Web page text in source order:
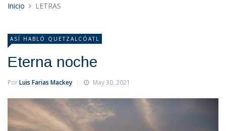
Inicio LETRAS
ASÍ­ HABLÓ QUETZALCÓATL
Eterna noche
PorLuis Farias Mackey May 30, 2021